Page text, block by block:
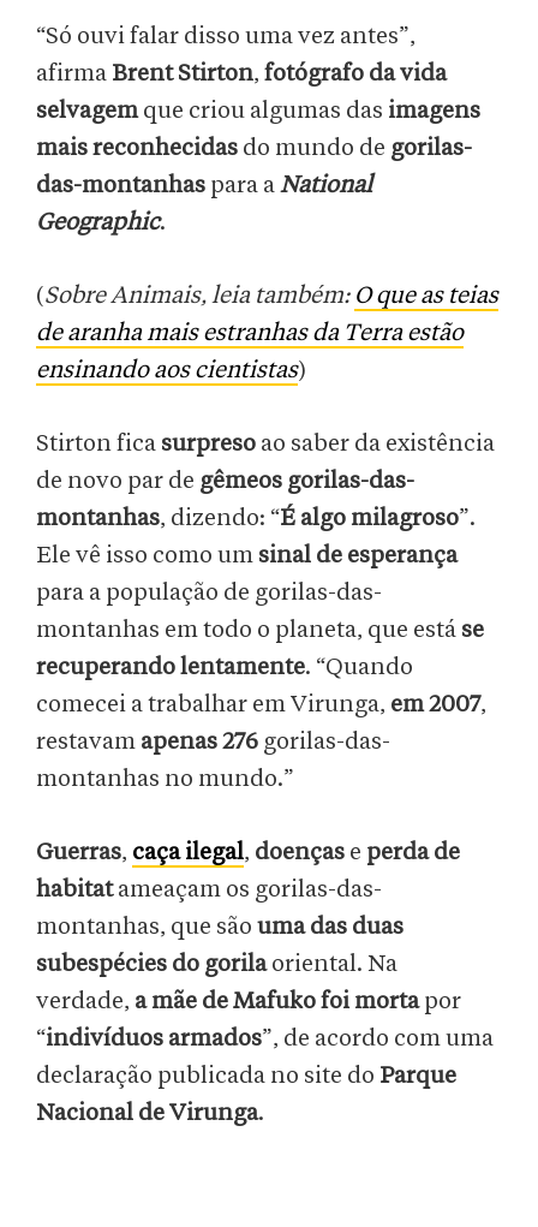
“Só ouvi falar disso uma vez antes”,
afirma Brent Stirton, fotógrafo da vida
selvagemque criou algumas das imagens
mais reconhecidas do mundo de gorilas-
das-montanhas para aNational
Geographic.
(Sobre Animais, leia também: O que as teias
de aranha mais estranhas da Terra estão
ensinando aos cientistas)
Stirton fica surpreso ao saber da existência
de novo par de gêmeos gorilas-das-
montanhas, dizendo: “É algo milagroso”.
Ele vê isso como um sinal de esperança
para a população de gorilas-das-
montanhas em todo o planeta, que está se
recuperando lentamente. “Quando
comecei a trabalhar em Virunga, em 2007,
restavam apenas 276 gorilas-das-
montanhas no mundo.”
Guerras, caça ilegal, doenças e perda de
habitatameaçam os gorilas-das-
montanhas, que são uma das duas
subespécies do gorilaoriental. Na
verdade, a mãe de Mafuko foi mortapor
“indivíduos armados”, de acordo com uma
declaração publicada no site do Parque
Nacional de Virunga.